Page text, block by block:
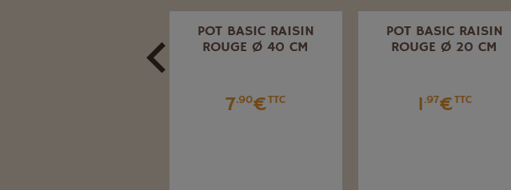
POT BASIC RAISIN
ROUGE Ø 40 CM
7.90€TTC
POT BASIC RAISIN
ROUGE Ø 20 CM
1.97€TTC